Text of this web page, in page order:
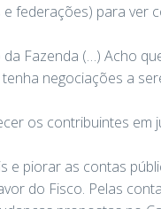
federações) para ver
Fazenda (…) Acho
negociações a
os contribuintes em
e piorar as contas
do Fisco. Pelas